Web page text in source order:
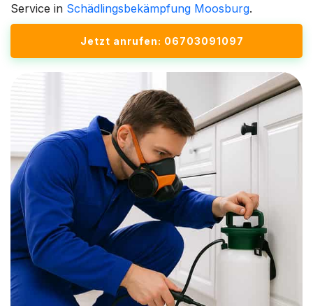
Service in Schädlingsbekämpfung Moosburg.
Jetzt anrufen: 06703091097